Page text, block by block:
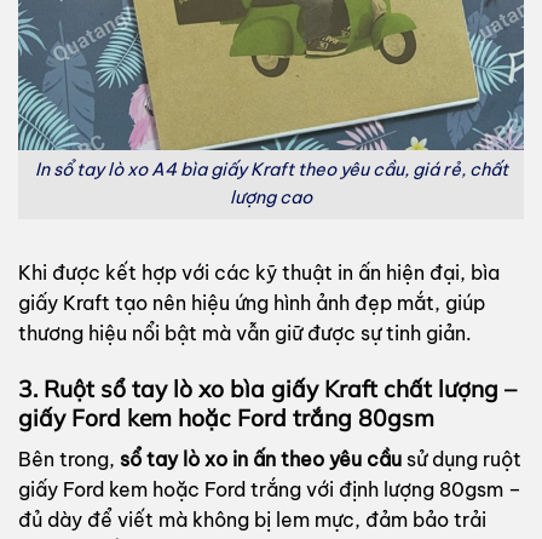
In sổ tay lò xo A4 bìa giấy Kraft theo yêu cầu, giá rẻ, chất
lượng cao
Khi được kết hợp với các kỹ thuật in ấn hiện đại, bìa
giấy Kraft tạo nên hiệu ứng hình ảnh đẹp mắt, giúp
thương hiệu nổi bật mà vẫn giữ được sự tinh giản.
3. Ruột sổ taylò xo bìa giấy Kraft chất lượng –
giấy Ford kem hoặc Ford trắng 80gsm
Bên trong, sổ tay lò xo in ấn theo yêu cầu sử dụng ruột
giấy Ford kem hoặc Ford trắng với định lượng 80gsm –
đủ dày để viết mà không bị lem mực, đảm bảo trải